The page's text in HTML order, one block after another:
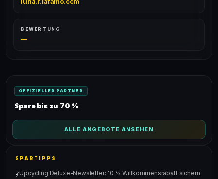
BEWERTUNG
—
OFFIZIELLER PARTNER
Spare bis zu 70 %
ALLE ANGEBOTE ANSEHEN
SPARTIPPS
⚡Upcycling Deluxe-Newsletter: 10 % Willkommensrabatt sichern